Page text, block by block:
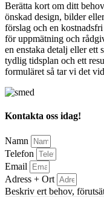
Berätta kort om ditt
önskad design, bilder
förslag och en
för uppmätning och
en enstaka detalj eller ett
tydlig tidsplan och ett
formuläret så tar vi det
Kontakta oss idag!
Namn
Telefon
Email
Adress + Ort
Beskriv ert behov,